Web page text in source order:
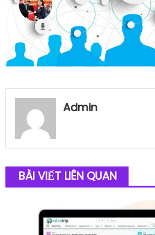
Admin
BÀI VIẾT LIÊN QUAN